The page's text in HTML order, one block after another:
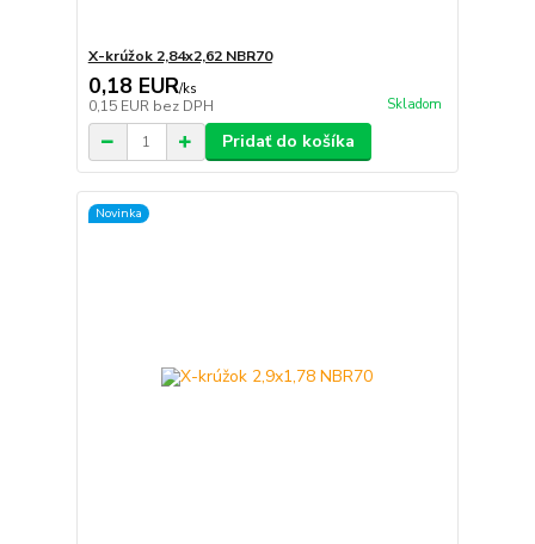
X-krúžok 2,84x2,62 NBR70
0,18 EUR/ks
0,15 EUR bez DPH Skladom
Pridať do košíka
Novinka